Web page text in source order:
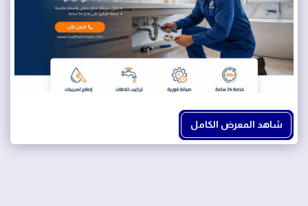
شاهد المعرض الكامل